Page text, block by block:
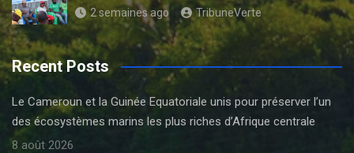
2 semaines ago TribuneVerte
Recent Posts
Le Cameroun et la Guinée Equatoriale unis pour préserver l’un
des écosystèmes marins les plus riches d’Afrique centrale
8 août 2026